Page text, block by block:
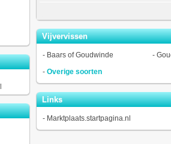
Vijvervissen
- Baars of Goudwinde -
- Overige soorten
Links
- Marktplaats.startpagina.nl